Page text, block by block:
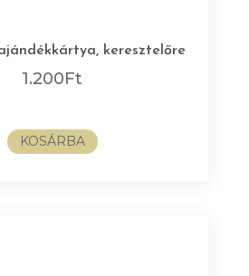
keresztelőre
1.200Ft
KOSÁRBA